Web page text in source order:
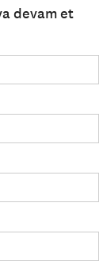
devam et